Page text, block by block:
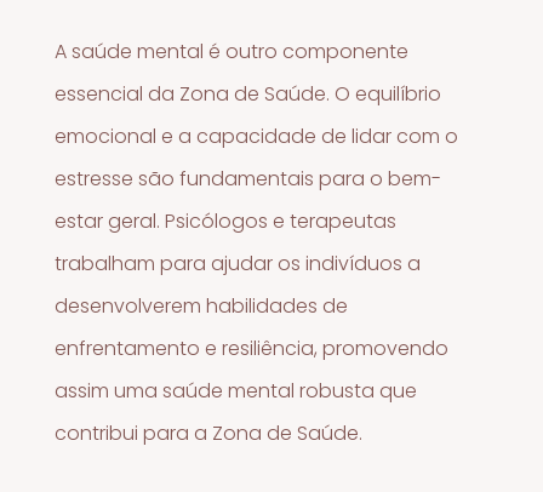
A saúde mental é outro componente
essencial da Zona de Saúde. O equilíbrio
emocional e a capacidade de lidar com o
estresse são fundamentais para o bem-
estar geral. Psicólogos e terapeutas
trabalham para ajudar os indivíduos a
desenvolverem habilidades de
enfrentamento e resiliência, promovendo
assim uma saúde mental robusta que
contribui para a Zona de Saúde.